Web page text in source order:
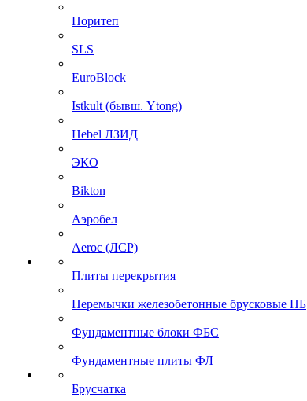
Поритеп
SLS
EuroBlock
Istkult (бывш. Ytong)
Hebel ЛЗИД
ЭКО
Bikton
Аэробел
Aeroc (ЛСР)
Плиты перекрытия
Перемычки железобетонные брусковые ПБ
Фундаментные блоки ФБС
Фундаментные плиты ФЛ
Брусчатка